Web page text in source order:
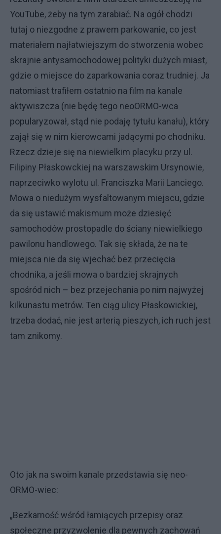
YouTube, żeby na tym zarabiać. Na ogół chodzi
tutaj o niezgodne z prawem parkowanie, co jest
materiałem najłatwiejszym do stworzenia wobec
skrajnie antysamochodowej polityki dużych miast,
gdzie o miejsce do zaparkowania coraz trudniej. Ja
natomiast trafiłem ostatnio na film na kanale
aktywiszcza (nie będę tego neoORMO-wca
popularyzował, stąd nie podaję tytułu kanału), który
zajął się w nim kierowcami jadącymi po chodniku.
Rzecz dzieje się na niewielkim placyku przy ul.
Filipiny Płaskowckiej na warszawskim Ursynowie,
naprzeciwko wylotu ul. Franciszka Marii Lanciego.
Mowa o niedużym wysfaltowanym miejscu, gdzie
da się ustawić makismum może dziesięć
samochodów prostopadle do ściany niewielkiego
pawilonu handlowego. Tak się składa, że na te
miejsca nie da się wjechać bez przecięcia
chodnika, a jeśli mowa o bardziej skrajnych
spośród nich – bez przejechania po nim najwyżej
kilkunastu metrów. Ten ciąg ulicy Płaskowickiej,
trzeba dodać, nie jest arterią pieszych, ich ruch jest
tam znikomy.
Oto jak na swoim kanale przedstawia się neo-
ORMO-wiec:
„Bezkarność wśród łamiących przepisy oraz
społeczne przyzwolenie dla pewnych zachowań